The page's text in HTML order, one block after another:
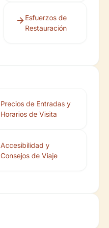
Esfuerzos de
Restauración
Precios de Entradas y
Horarios de Visita
Accesibilidad y
Consejos de Viaje